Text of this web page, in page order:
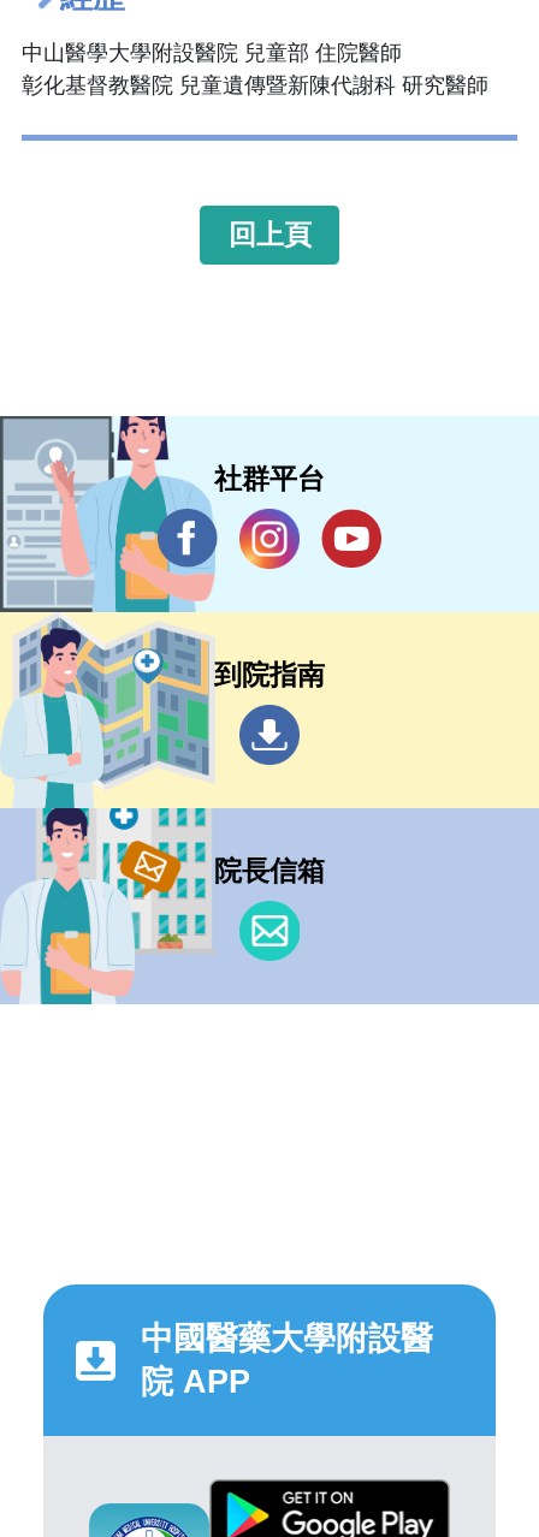
中山醫學大學附設醫院 兒童部 住院醫師
彰化基督教醫院 兒童遺傳暨新陳代謝科 研究醫師
回上頁
社群平台
到院指南
院長信箱
中國醫藥大學附設醫
院 APP